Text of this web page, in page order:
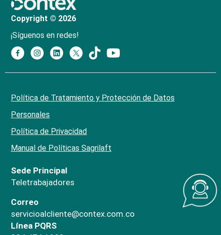
Copyright © 2026
¡Síguenos en redes!
Política de Tratamiento y Protección de Datos
Personales
Política de Privacidad
Manual de Políticas Sagrilaft
Sede Principal
Teletrabajadores
Correo
servicioalcliente@contex.com.co
Línea PQRS